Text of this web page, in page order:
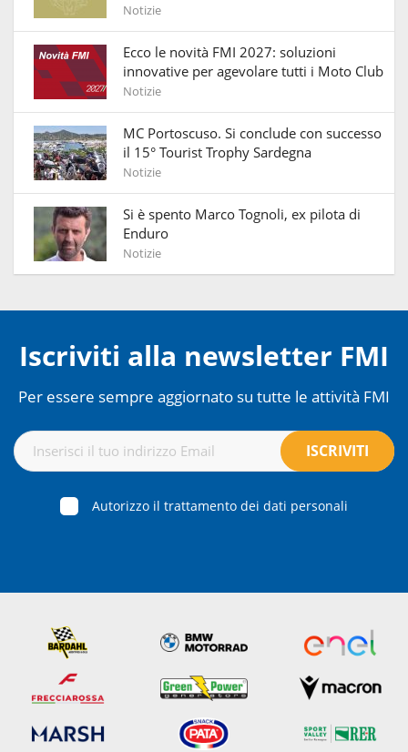
Notizie
Ecco le novità FMI 2027: soluzioni
innovative per agevolare tutti i Moto Club
Notizie
MC Portoscuso. Si conclude con successo
il 15° Tourist Trophy Sardegna
Notizie
Si è spento Marco Tognoli, ex pilota di
Enduro
Notizie
Iscriviti alla newsletter FMI
Per essere sempre aggiornato su tutte le attività FMI
Autorizzo il trattamento dei dati personali